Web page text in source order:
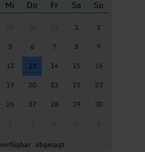
Mi Do Fr Sa So
1
2
5 6 7 8
9
12 13 14 15
16
19 20 21 22
23
26 27 28 29
30
verfügbar abgesagt